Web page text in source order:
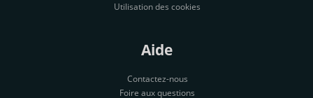
Utilisation des cookies
Aide
Contactez-nous
Foire aux questions